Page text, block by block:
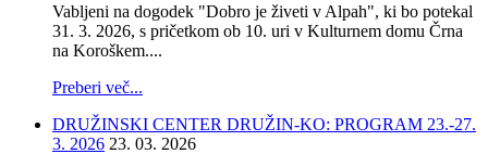
Vabljeni na dogodek "Dobro je živeti v Alpah", ki bo potekal
31. 3. 2026, s pričetkom ob 10. uri v Kulturnem domu Črna
na Koroškem....
Preberi več...
DRUŽINSKI CENTER DRUŽIN-KO: PROGRAM 23.-27.
3. 2026 23. 03. 2026